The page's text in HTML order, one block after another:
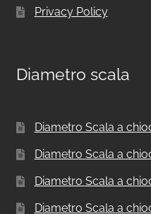
Privacy Policy
Diametro scala
Diametro Scala a
Diametro Scala a
Diametro Scala a
Diametro Scala a